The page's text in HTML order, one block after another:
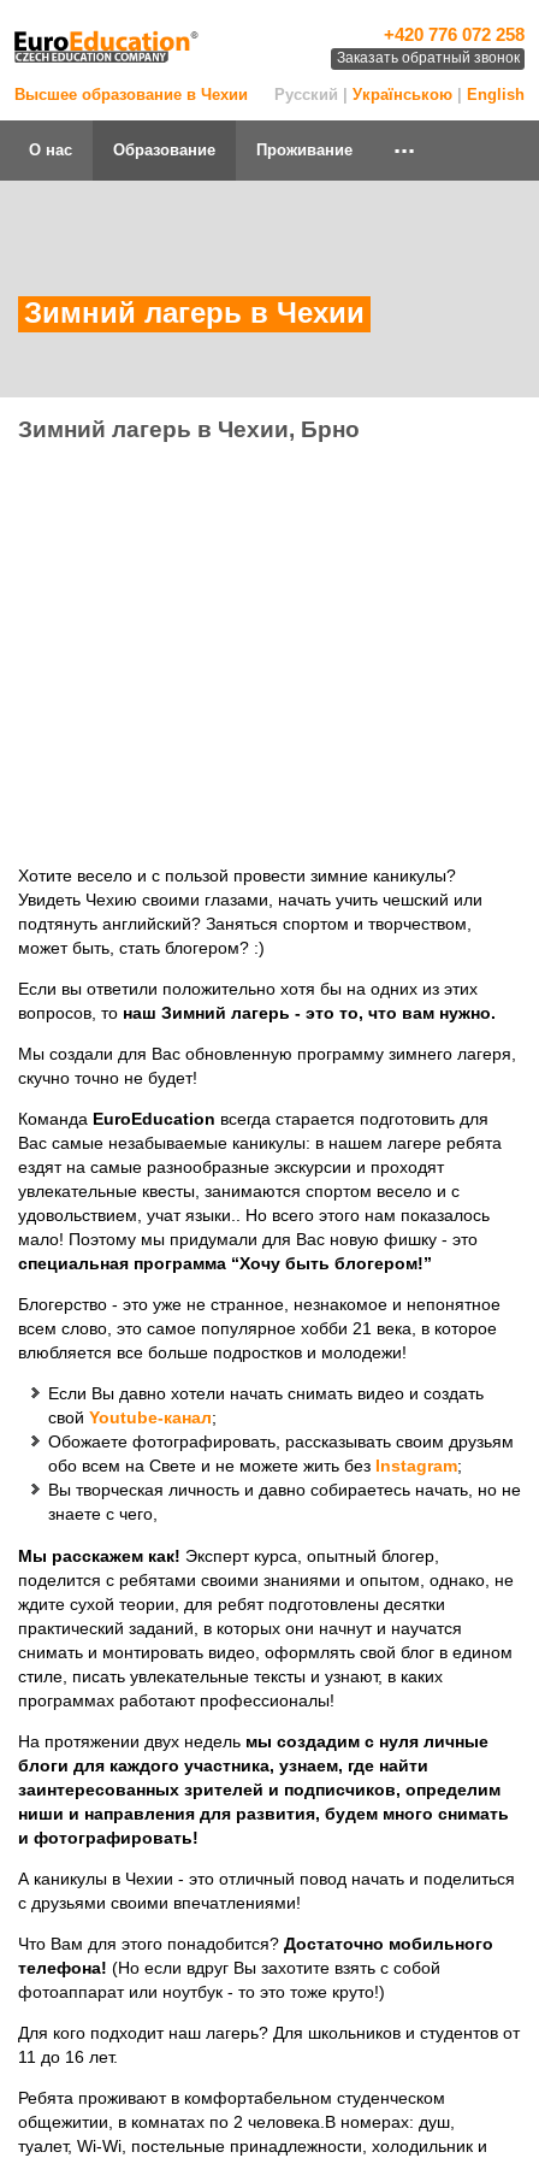
Высшее образование в Чехии
+420 776 072 258
Заказать обратный звонок
Русский | Українською English
О нас Образование Проживание ...
Зимний лагерь в Чехии
Зимний лагерь в Чехии, Брно
Хотите весело и с пользой провести зимние каникулы?
Увидеть Чехию своими глазами, начать учить чешский или
подтянуть английский? Заняться спортом и творчеством,
может быть, стать блогером? :)
Если вы ответили положительно хотя бы на одних из этих
вопросов, то наш Зимний лагерь - это то, что вам нужно.
Мы создали для Вас обновленную программу зимнего лагеря,
скучно точно не будет!
Команда EuroEducation всегда старается подготовить для
Вас самые незабываемые каникулы: в нашем лагере ребята
ездят на самые разнообразные экскурсии и проходят
увлекательные квесты, занимаются спортом весело и с
удовольствием, учат языки.. Но всего этого нам показалось
мало! Поэтому мы придумали для Вас новую фишку - это
специальная программа “Хочу быть блогером!”
Блогерство - это уже не странное, незнакомое и непонятное
всем слово, это самое популярное хобби 21 века, в которое
влюбляется все больше подростков и молодежи!
Если Вы давно хотели начать снимать видео и создать
свой Youtube-канал;
Обожаете фотографировать, рассказывать своим друзьям
обо всем на Свете и не можете жить без Instagram;
Вы творческая личность и давно собираетесь начать, но не
знаете с чего,
Мы расскажем как! Эксперт курса, опытный блогер,
поделится с ребятами своими знаниями и опытом, однако, не
ждите сухой теории, для ребят подготовлены десятки
практический заданий, в которых они начнут и научатся
снимать и монтировать видео, оформлять свой блог в едином
стиле, писать увлекательные тексты и узнают, в каких
программах работают профессионалы!
На протяжении двух недель мы создадим с нуля личные
блоги для каждого участника, узнаем, где найти
заинтересованных зрителей и подписчиков, определим
ниши и направления для развития, будем много снимать
и фотографировать!
А каникулы в Чехии - это отличный повод начать и поделиться
с друзьями своими впечатлениями!
Что Вам для этого понадобится? Достаточно мобильного
телефона! (Но если вдруг Вы захотите взять с собой
фотоаппарат или ноутбук - то это тоже круто!)
Для кого подходит наш лагерь? Для школьников и студентов от
11 до 16 лет.
Ребята проживают в комфортабельном студенческом
общежитии, в комнатах по 2 человека.В номерах: душ,
туалет, Wi-Wi, постельные принадлежности, холодильник и